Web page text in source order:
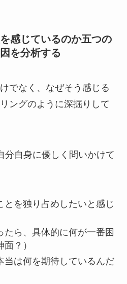
感じているのか五つの
を分析する
でなく、なぜそう感じる
ングのように深掘りして
分自身に優しく問いかけて
とを独り占めしたいと感じ
たら、具体的に何が一番困
？）
当は何を期待しているんだ